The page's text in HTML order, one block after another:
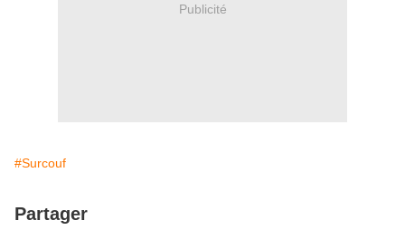
Publicité
#Surcouf
Partager